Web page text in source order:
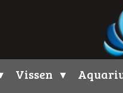
Vissen